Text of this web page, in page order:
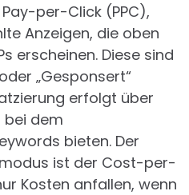
per-Click (PPC),
Anzeigen, die oben
erscheinen. Diese sind
„Gesponsert“
erfolgt über
bei dem
bieten. Der
ist der Cost-per-
Kosten anfallen, wenn